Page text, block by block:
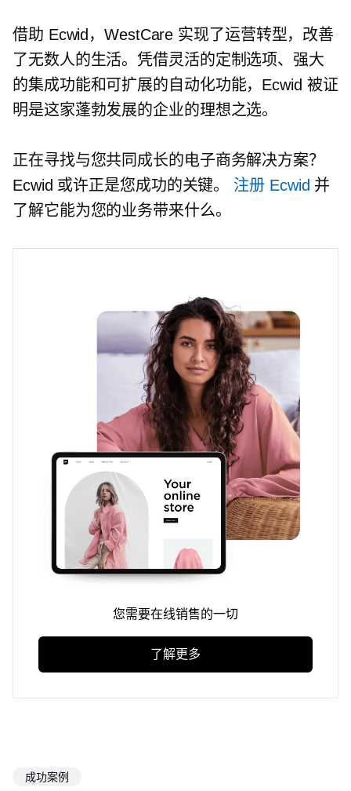
借助 Ecwid，WestCare 实现了运营转型，改善
了无数人的生活。凭借灵活的定制选项、强大
的集成功能和可扩展的自动化功能，Ecwid 被证
明是这家蓬勃发展的企业的理想之选。
正在寻找与您共同成长的电子商务解决方案？
Ecwid 或许正是您成功的关键。 注册 Ecwid 并
了解它能为您的业务带来什么。
您需要在线销售的一切
了解更多
成功案例